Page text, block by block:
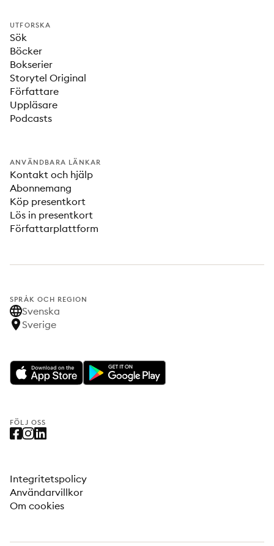
UTFORSKA
Sök
Böcker
Bokserier
Storytel Original
Författare
Uppläsare
Podcasts
ANVÄNDBARA LÄNKAR
Kontakt och hjälp
Abonnemang
Köp presentkort
Lös in presentkort
Författarplattform
SPRÅK OCH REGION
Svenska
Sverige
FÖLJ OSS
Integritetspolicy
Användarvillkor
Om cookies